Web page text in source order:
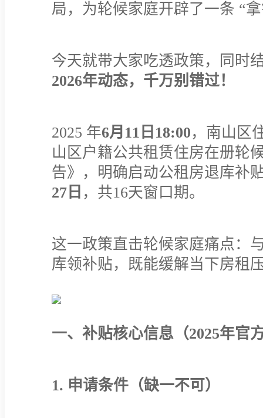
局，为轮候家庭开辟了一条 “
今天就带大家吃透政策，同时
2026年动态，千万别错过！
2025 年6月11日18:00，南山区
山区户籍公共租赁住房在册轮
告》，明确启动公租房退库补
27日 ，共16天窗口期。
这一政策直击轮候家庭痛点：
库领补贴，既能缓解当下房租
一、补贴核心信息（2025年官
1. 申请条件（缺一不可）